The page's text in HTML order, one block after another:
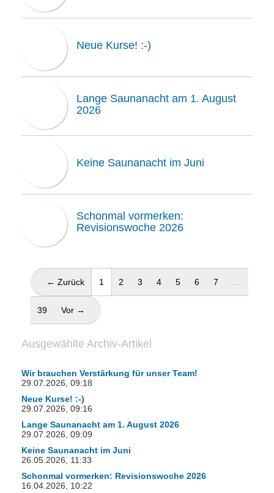
Neue Kurse! :-)
Lange Saunanacht am 1. August
2026
Keine Saunanacht im Juni
Schonmal vormerken:
Revisionswoche 2026
← Zurück 1 (aktuell)
2 3 4 5 6 7
39 Vor →
Ausgewählte Archiv-Artikel
Wir brauchen Verstärkung für unser Team!
29.07.2026, 09:18
Neue Kurse! :-)
29.07.2026, 09:16
Lange Saunanacht am 1. August 2026
29.07.2026, 09:09
Keine Saunanacht im Juni
26.05.2026, 11:33
Schonmal vormerken: Revisionswoche 2026
16.04.2026, 10:22